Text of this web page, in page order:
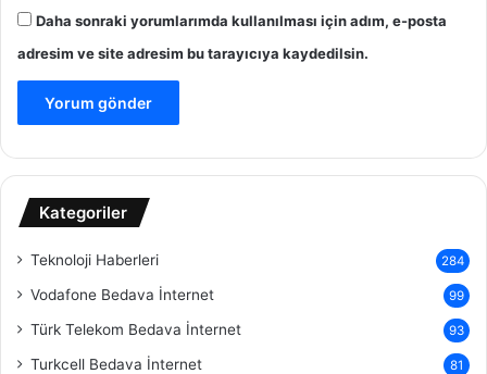
Daha sonraki yorumlarımda kullanılması için adım, e-posta
adresim ve site adresim bu tarayıcıya kaydedilsin.
Kategoriler
Teknoloji Haberleri 284
Vodafone Bedava İnternet 99
Türk Telekom Bedava İnternet 93
Turkcell Bedava İnternet 81